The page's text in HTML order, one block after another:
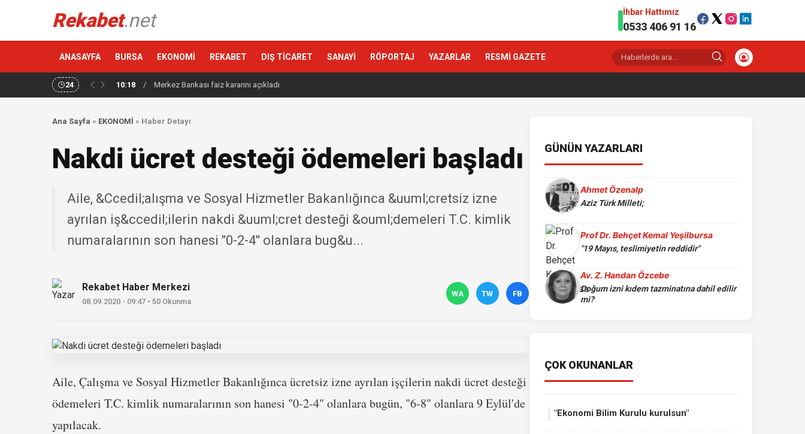
Rekabet.net İhbar Hattımız
0533 406 91 16
ANASAYFA BURSA EKONOMİ REKABET DIŞ TİCARET SANAYİ RÖPORTAJ YAZARLAR RESMİ GAZETE
24 10:18 / Merkez Bankası faiz kararını açıkladı
Ana Sayfa » EKONOMİ » Haber Detayı
Nakdi ücret desteği ödemeleri başladı
Aile, &Ccedil;alışma ve Sosyal Hizmetler Bakanlığınca &uuml;cretsiz izne
ayrılan iş&ccedil;ilerin nakdi &uuml;cret desteği &ouml;demeleri T.C. kimlik
numaralarının son hanesi "0-2-4" olanlara bug&u...
Rekabet Haber Merkezi
08.09.2020 - 09:47 • 50 Okunma
WA TW FB
Aile, Çalışma ve Sosyal Hizmetler Bakanlığınca ücretsiz izne ayrılan işçilerin nakdi ücret desteği
ödemeleri T.C. kimlik numaralarının son hanesi "0-2-4" olanlara bugün, "6-8" olanlara 9 Eylül'de
yapılacak.
GÜNÜN YAZARLARI
Ahmet Özenalp
Aziz Türk Milleti;
Prof Dr. Behçet Kemal Yeşilbursa
"19 Mayıs, teslimiyetin reddidir"
Av. Z. Handan Özcebe
Doğum izni kıdem tazminatına dahil edilir
mi?
ÇOK OKUNANLAR
"Ekonomi Bilim Kurulu kurulsun"